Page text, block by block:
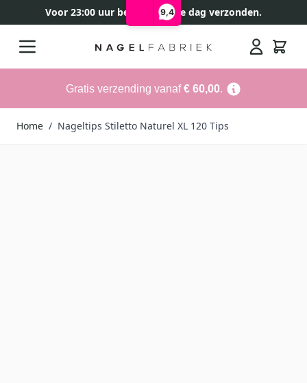
9,4
Voor 23:00 uur besteld, zelfde dag verzonden.
Gratis verzending vanaf€ 60,00.
Home / Nageltips Stiletto Naturel XL 120 Tips